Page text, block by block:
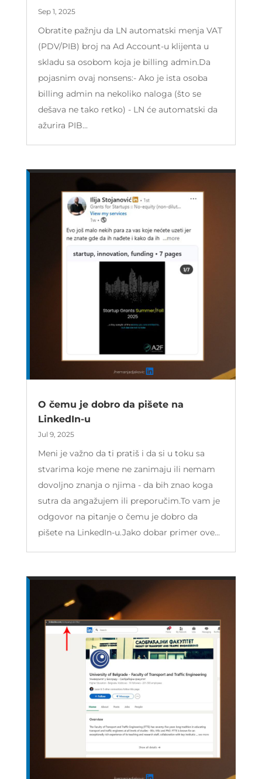
Sep 1, 2025
Obratite pažnju da LN automatski menja VAT
(PDV/PIB) broj na Ad Account-u klijenta u
skladu sa osobom koja je billing admin.Da
pojasnim ovaj nonsens:- Ako je ista osoba
billing admin na nekoliko naloga (što se
dešava ne tako retko) - LN će automatski da
ažurira PIB...
O čemu je dobro da pišete na
LinkedIn-u
Jul 9, 2025
Meni je važno da ti pratiš i da si u toku sa
stvarima koje mene ne zanimaju ili nemam
dovoljno znanja o njima - da bih znao koga
sutra da angažujem ili preporučim.To vam je
odgovor na pitanje o čemu je dobro da
pišete na LinkedIn-u.Jako dobar primer ove...